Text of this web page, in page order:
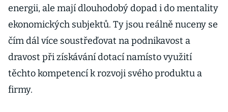
energii, ale mají dlouhodobý dopad i do mentality
ekonomických subjektů. Ty jsou reálně nuceny se
čím dál více soustřeďovat na podnikavost a
dravost při získávání dotací namísto využití
těchto kompetencí k rozvoji svého produktu a
firmy.